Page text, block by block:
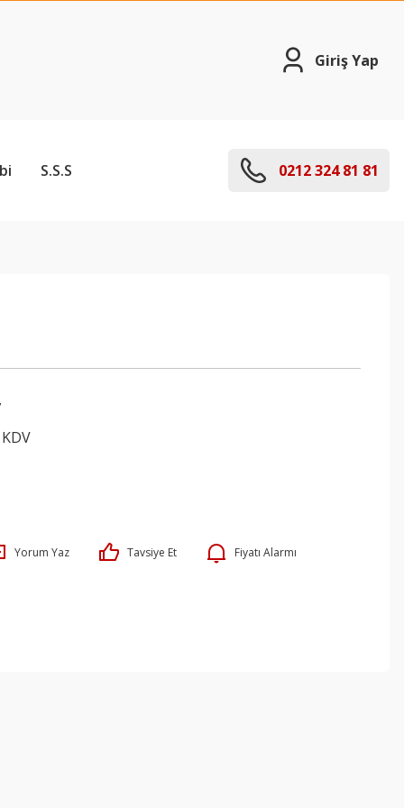
Giriş Yap
S.S.S 0212 324 81 81
Yorum Yaz Tavsiye Et Fiyatı Alarmı